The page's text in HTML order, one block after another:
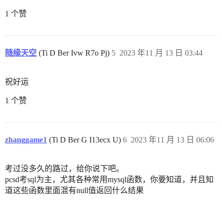
1 个赞
随缘天空 (Ti D Ber Ivw R7o Pj) 2023 年11 月 13 日 03:44
5
祝好运
1 个赞
zhanggame1 (Ti D Ber G I13ecx U) 2023 年11 月 13 日 06:06
6
考过没多久的路过，给你说下吧。
pcsd考sql为主，尤其各种常用mysql函数，你要知道，并且知
道这些函数里面混有null值返回什么结果